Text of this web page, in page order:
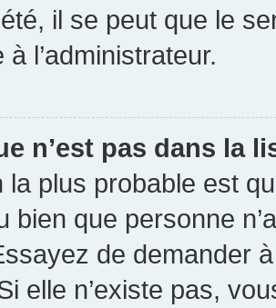
il se peut que le
à l’administrateur.
n’est pas dans la
la plus probable est
bien que personne
de demander
elle n’existe pas,